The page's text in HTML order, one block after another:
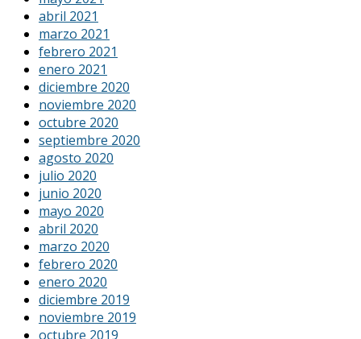
abril 2021
marzo 2021
febrero 2021
enero 2021
diciembre 2020
noviembre 2020
octubre 2020
septiembre 2020
agosto 2020
julio 2020
junio 2020
mayo 2020
abril 2020
marzo 2020
febrero 2020
enero 2020
diciembre 2019
noviembre 2019
octubre 2019